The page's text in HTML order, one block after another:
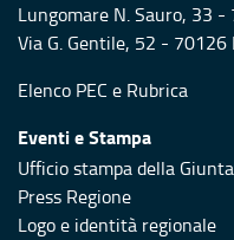
Lungomare N. Sauro, 33
Via G. Gentile, 52 - 70126
Elenco PEC e Rubrica
Eventi e Stampa
Ufficio stampa della Giunta
Press Regione
Logo e identità regionale